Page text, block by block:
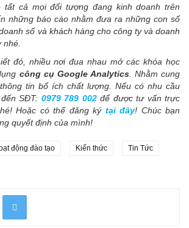
tất cả mọi đối tượng đang kinh doanh trên
những báo cáo nhằm đưa ra những con số
số và khách hàng cho công ty và doanh
nhé.
đó, nhiều nơi đua nhau mở các khóa học
công cụ Google Analytics. Nhằm cung
tin bổ ích chất lượng. Nếu có nhu cầu
SĐT: 0979 789 002 để được tư vấn trực
Hoặc có thể đăng ký tại đây! Chúc bạn
quyết định của mình!
động đào tạo Kiến thức Tin Tức